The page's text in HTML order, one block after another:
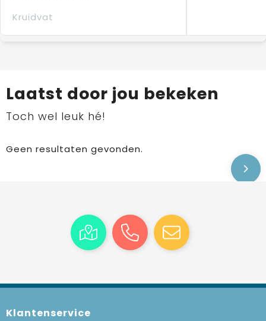
Kruidvat
Laatst door jou bekeken
Toch wel leuk hé!
Geen resultaten gevonden.
Klantenservice